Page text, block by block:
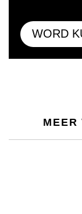
WORD
MEER